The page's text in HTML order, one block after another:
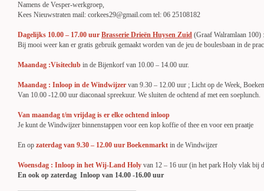
Namens de Vesper-werkgroep,
Kees Nieuwstraten mail: corkees29@gmail.com tel: 06 25108182
Dagelijks 10.00 – 17.00 uur Brasserie Drieën Huysen Zuid (Graaf Walramlaan
Bij mooi weer kan er gratis gebruik gemaakt worden van de jeu de boulesbaan in de
Maandag :Visiteclub in de Bijenkorf van 10.00 – 14.00 uur.
Maandag : Inloop in de Windwijzer van 9.30 – 12.00 uur ; Licht op de Week,
Van 10.00 -12.00 uur diaconaal spreekuur. We sluiten de ochtend af met een soeplunch.
Van maandag t/m vrijdag is er elke ochtend inloop
Je kunt de Windwijzer binnenstappen voor een kop koffie of thee en voor een praatje
En op zaterdag van 9.30 – 12.00 uur Boekenmarkt in de Windwijzer
Woensdag : Inloop in het Wij-Land Holy van 12 – 16 uur (in het park Holy vlak bij
En ook op zaterdag Inloop van 14.00 -16.00 uur